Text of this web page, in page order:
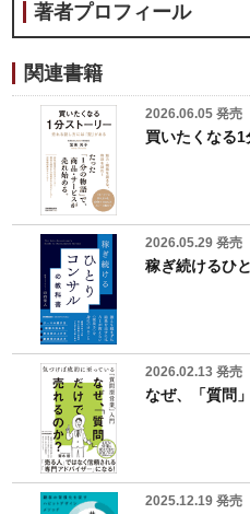
著者プロフィール
関連書籍
2026.06.05 発売
買いたくなる
2026.05.29 発売
稼ぎ続けるひ
2026.02.13 発売
なぜ、「質問
2025.12.19 発売